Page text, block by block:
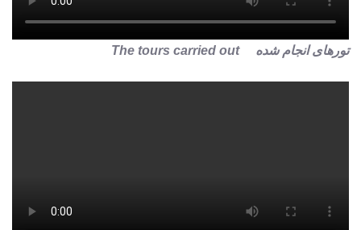
تورهای انجام شده The tours carried out